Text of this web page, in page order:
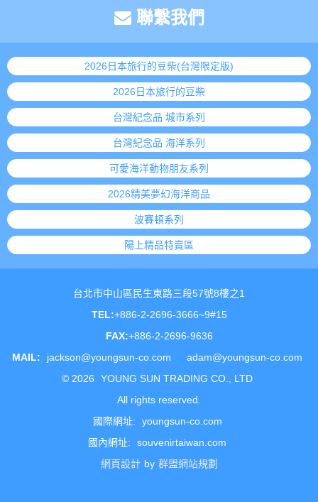
聯繫我們
2026日本旅行的豆柴(台灣限定版)
2026日本旅行的豆柴
台灣紀念品 城市系列
台灣紀念品 海洋系列
可愛海洋動物朋友系列
2026精美夢幻海洋商品
波賽頓系列
陽上精品特賣區
台北市中山區民生東路三段57號8樓之1
TEL:+886-2-2696-3666~9#15
FAX:+886-2-2696-9636
MAIL:
jackson@youngsun-co.com
adam@youngsun-co.com
© 2026
YOUNG SUN TRADING CO., LTD
All rights reserved.
國際網址:
youngsun-co.com
國內網址:
souvenirtaiwan.com
網頁設計 by 群盟網站規劃